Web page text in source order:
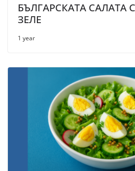
БЪЛГАРСКАТА САЛАТА
ЗЕЛЕ
1 year